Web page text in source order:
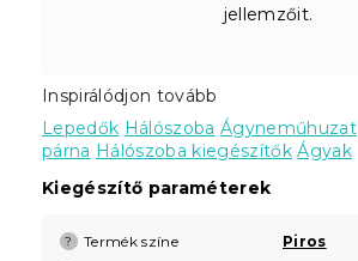
jellemzőit.
Inspirálódjon tovább
Lepedők Hálószoba Ágyneműhuzat
párna Hálószoba kiegészítők Ágyak
Kiegészítő paraméterek
? Termék színe Piros